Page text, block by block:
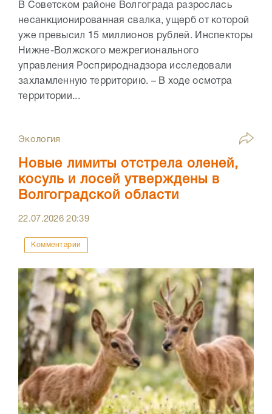
В Советском районе Волгограда разрослась
несанкционированная свалка, ущерб от которой
уже превысил 15 миллионов рублей. Инспекторы
Нижне-Волжского межрегионального
управления Росприроднадзора исследовали
захламленную территорию. – В ходе осмотра
территории...
Экология
Новые лимиты отстрела оленей,
косуль и лосей утверждены в
Волгоградской области
22.07.202620:39
Комментарии